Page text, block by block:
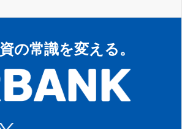
の常識を変える。